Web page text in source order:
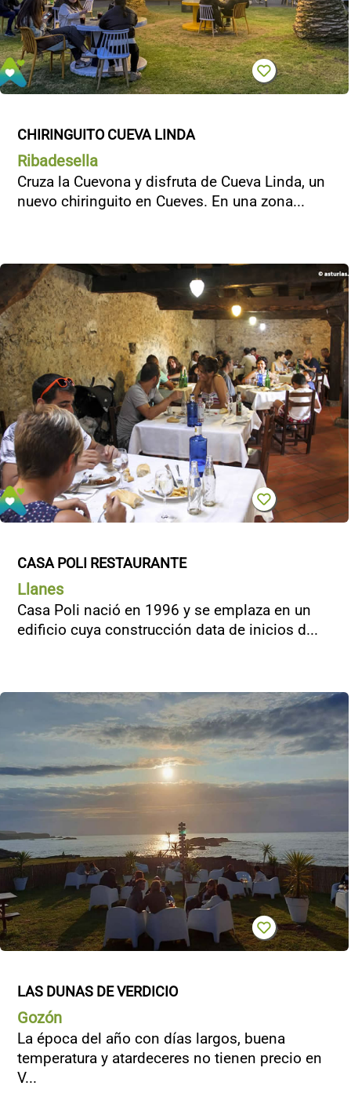
CHIRINGUITO CUEVA LINDA
Ribadesella
Cruza la Cuevona y disfruta de Cueva Linda, un
nuevo chiringuito en Cueves. En una zona...
CASA POLI RESTAURANTE
Llanes
Casa Poli nació en 1996 y se emplaza en un
edificio cuya construcción data de inicios d...
LAS DUNAS DE VERDICIO
Gozón
La época del año con días largos, buena
temperatura y atardeceres no tienen precio en
V...